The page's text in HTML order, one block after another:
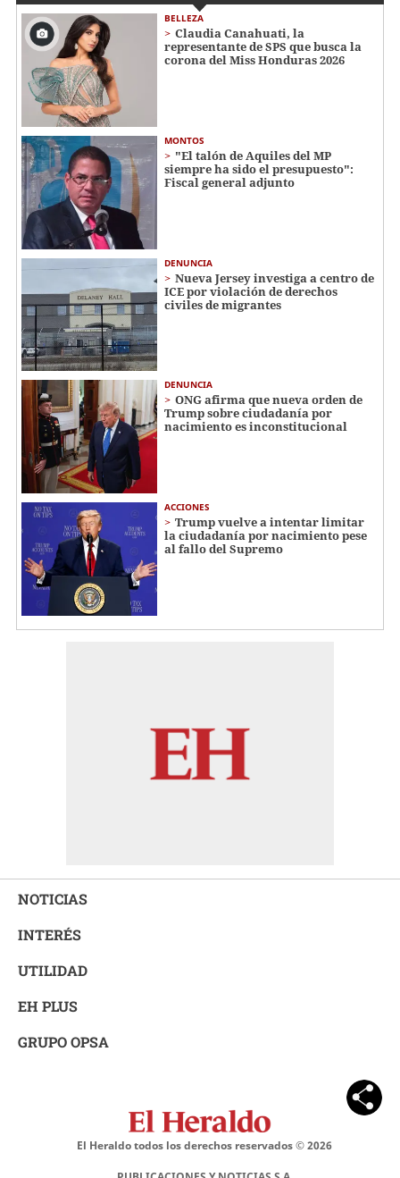
BELLEZA
Claudia Canahuati, la
representante de SPS que busca la
corona del Miss Honduras 2026
MONTOS
"El talón de Aquiles del MP
siempre ha sido el presupuesto":
Fiscal general adjunto
DENUNCIA
Nueva Jersey investiga a centro de
ICE por violación de derechos
civiles de migrantes
DENUNCIA
ONG afirma que nueva orden de
Trump sobre ciudadanía por
nacimiento es inconstitucional
ACCIONES
Trump vuelve a intentar limitar
la ciudadanía por nacimiento pese
al fallo del Supremo
NOTICIAS
INTERÉS
UTILIDAD
EH PLUS
GRUPO OPSA
El Heraldo todos los derechos reservados ©2026